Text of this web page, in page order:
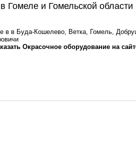
Гомеле и Гомельской области
в в Буда-Кошелево, Ветка, Гомель,
Окрасочное оборудование на